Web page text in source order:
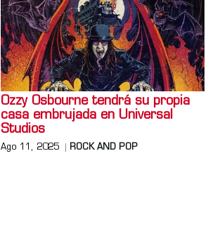
Ozzy Osbourne tendrá su propia
casa embrujada en Universal
Studios
Ago 11, 2025 ROCK AND POP